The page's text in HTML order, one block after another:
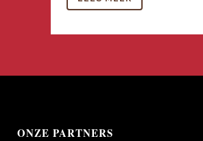
ONZE PARTNERS